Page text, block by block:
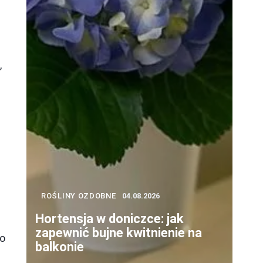
ROŚLINY OZDOBNE 04.08.2026
Hortensja w doniczce: jak
zapewnić bujne kwitnienie na
balkonie